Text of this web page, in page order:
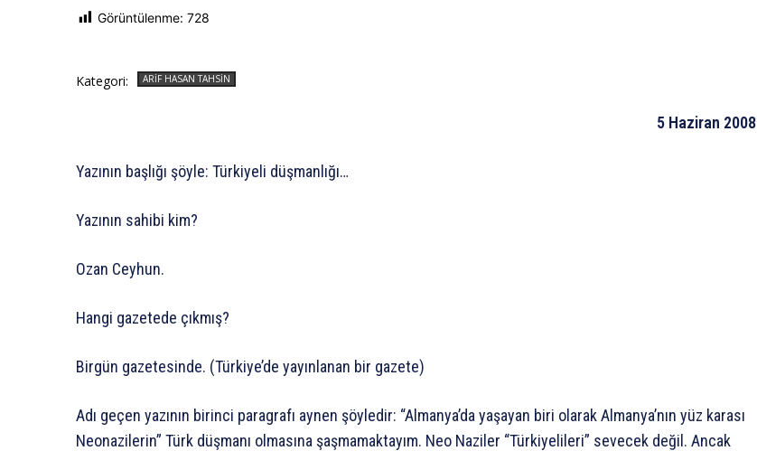
Görüntülenme: 728
Kategori: ARIF HASAN TAHSIN
5 Haziran 2008
Yazının başlığı şöyle: Türkiyeli düşmanlığı…
Yazının sahibi kim?
Ozan Ceyhun.
Hangi gazetede çıkmış?
Birgün gazetesinde. (Türkiye’de yayınlanan bir gazete)
Adı geçen yazının birinci paragrafı aynen şöyledir: “Almanya’da yaşayan biri olarak Almanya’nın yüz karası
Neonazilerin” Türk düşmanı olmasına şaşmamaktayım. Neo Naziler “Türkiyelileri” sevecek değil. Ancak